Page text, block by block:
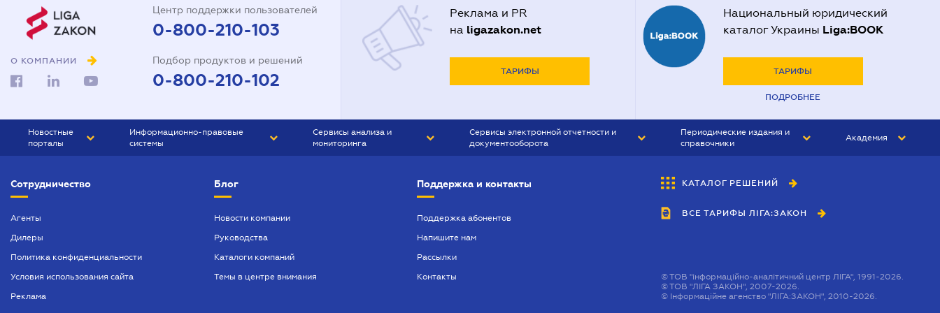
О КОМПАНИИ
Центр поддержки пользователей
0-800-210-103
Подбор продуктов и решений
0-800-210-102
Реклама и PR
на ligazakon.net
ТАРИФЫ
Национальный юридический
каталог Украины Liga:BOOK
ТАРИФЫ
ПОДРОБНЕЕ
Новостные
порталы
БИЗНЕС
Информационно-правовые
системы
БУХГАЛТЕР ПРОФ
ЮРИСТ ПРОФ
Сервисы анализа и
мониторинга
Сервисы электронной отчетности и
документооборота
Периодические издания и
справочники
БУХГАЛТЕР&ЗАКОН
ВЕСТНИК МСФО
Академия
Сотрудничество
Агенты
Дилеры
Политика конфиденциальности
Условия использования сайта
Реклама
Блог
Новости компании
Руководства
Каталоги компаний
Темы в центре внимания
Поддержка и контакты
Поддержка абонентов
Напишите нам
Рассылки
Контакты
КАТАЛОГ РЕШЕНИЙ
ВСЕ ТАРИФЫ ЛІГА:ЗАКОН
©ТОВ "інформаційно-аналітичний центр ЛІГА", 1991-2026.
©ТОВ "ЛІГА ЗАКОН", 2007-2026.
© Інформаційне агенство "ЛІГА:ЗАКОН", 2010-2026.